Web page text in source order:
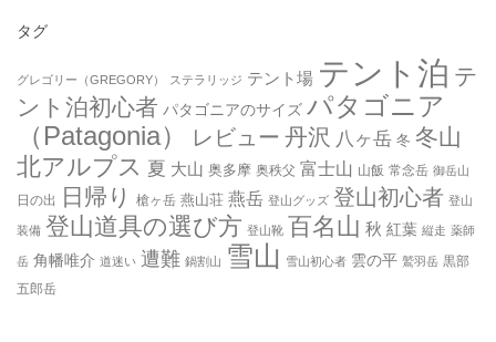
タグ
グレゴリー（GREGORY） ステラリッジ テント場 テント泊 テ
ント泊初心者 パタゴニアのサイズ パタゴニア
（Patagonia）
レビュー 丹沢 八ヶ岳 冬 冬山
北アルプス 夏 大山 奥多摩 奥秩父 富士山 山飯 常念岳 御岳山
日の出 日帰り 槍ヶ岳 燕山荘 燕岳 登山グッズ 登山初心者 登山
装備 登山道具の選び方 登山靴 百名山 秋 紅葉 縦走 薬師
岳 角幡唯介 道迷い 遭難 鍋割山 雪山 雪山初心者 雲の平 鷲羽岳 黒部
五郎岳